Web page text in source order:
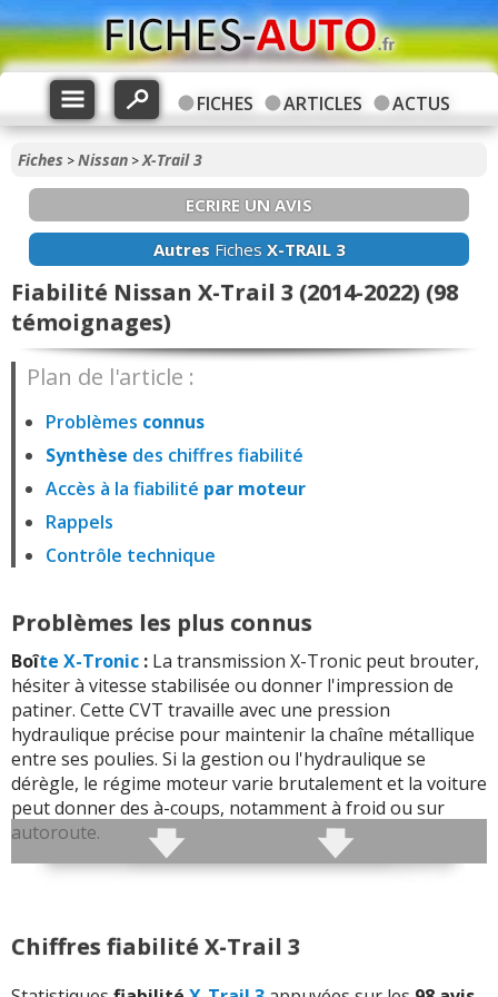
FICHES ARTICLES ACTUS
Fiches >Nissan >X-Trail 3
ECRIRE UN AVIS
AutresFiches X-TRAIL 3
Fiabilité Nissan X-Trail 3 (2014-2022) (98
témoignages)
Plan de l'article :
Problèmes connus
Synthèse des chiffres fiabilité
Accès à la fiabilité par moteur
Rappels
Contrôle technique
Problèmes les plus connus
Boîte X-Tronic : La transmission X-Tronic peut brouter,
hésiter à vitesse stabilisée ou donner l'impression de
patiner. Cette CVT travaille avec une pression
hydraulique précise pour maintenir la chaîne métallique
entre ses poulies. Si la gestion ou l'hydraulique se
dérègle, le régime moteur varie brutalement et la voiture
peut donner des à-coups, notamment à froid ou sur
autoroute.
leur précision, avec un levier dur et des rapports qui
Chiffres fiabilité X-Trail 3